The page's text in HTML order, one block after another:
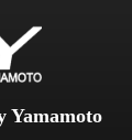
Yamamoto